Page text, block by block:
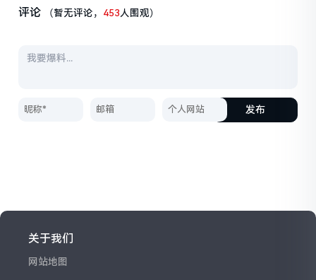
评论 （暂无评论， 453人围观）
发布
关于我们
网站地图